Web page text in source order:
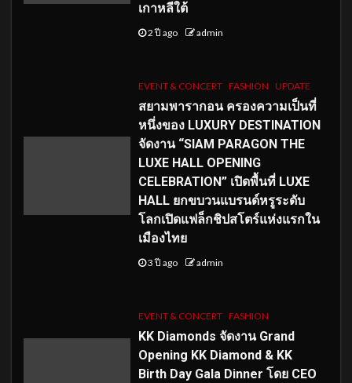
เกาหลีใต้
2 ปี ago admin
EVENT & CONCERT FASHION UPDATE
สยามพารากอน ครองความเป็นที่
หนึ่งของ LUXURY DESTINATION
จัดงาน “SIAM PARAGON THE
LUXE HALL OPENING
CELEBRATION” เปิดพื้นที่ LUXE
HALL ยกขบวนแบรนด์หรูระดับ
โลกเปิดแฟล็กชิปสโตร์แห่งแรกใน
เมืองไทย
3 ปี ago admin
EVENT & CONCERT FASHION
KK Diamonds จัดงาน Grand
Opening KK Diamond & KK
Birth Day Gala Dinner โดย CEO